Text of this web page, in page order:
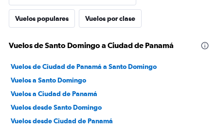
Vuelos populares Vuelos por clase
Vuelos de Santo Domingo a Ciudad de Panamá
Vuelos de Ciudad de Panamá a Santo Domingo
Vuelos a Santo Domingo
Vuelos a Ciudad de Panamá
Vuelos desde Santo Domingo
Vuelos desde Ciudad de Panamá